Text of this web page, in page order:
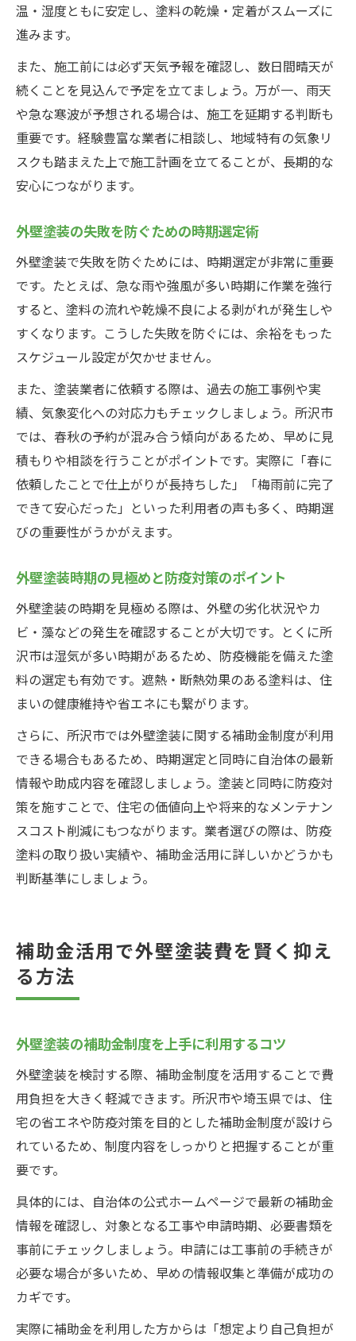
温・湿度ともに安定し、塗料の乾燥・定着がスムーズに
進みます。
また、施工前には必ず天気予報を確認し、数日間晴天が
続くことを見込んで予定を立てましょう。万が一、雨天
や急な寒波が予想される場合は、施工を延期する判断も
重要です。経験豊富な業者に相談し、地域特有の気象リ
スクも踏まえた上で施工計画を立てることが、長期的な
安心につながります。
外壁塗装の失敗を防ぐための時期選定術
外壁塗装で失敗を防ぐためには、時期選定が非常に重要
です。たとえば、急な雨や強風が多い時期に作業を強行
すると、塗料の流れや乾燥不良による剥がれが発生しや
すくなります。こうした失敗を防ぐには、余裕をもった
スケジュール設定が欠かせません。
また、塗装業者に依頼する際は、過去の施工事例や実
績、気象変化への対応力もチェックしましょう。所沢市
では、春秋の予約が混み合う傾向があるため、早めに見
積もりや相談を行うことがポイントです。実際に「春に
依頼したことで仕上がりが長持ちした」「梅雨前に完了
できて安心だった」といった利用者の声も多く、時期選
びの重要性がうかがえます。
外壁塗装時期の見極めと防疫対策のポイント
外壁塗装の時期を見極める際は、外壁の劣化状況やカ
ビ・藻などの発生を確認することが大切です。とくに所
沢市は湿気が多い時期があるため、防疫機能を備えた塗
料の選定も有効です。遮熱・断熱効果のある塗料は、住
まいの健康維持や省エネにも繋がります。
さらに、所沢市では外壁塗装に関する補助金制度が利用
できる場合もあるため、時期選定と同時に自治体の最新
情報や助成内容を確認しましょう。塗装と同時に防疫対
策を施すことで、住宅の価値向上や将来的なメンテナン
スコスト削減にもつながります。業者選びの際は、防疫
塗料の取り扱い実績や、補助金活用に詳しいかどうかも
判断基準にしましょう。
補助金活用で外壁塗装費を賢く抑え
る方法
外壁塗装の補助金制度を上手に利用するコツ
外壁塗装を検討する際、補助金制度を活用することで費
用負担を大きく軽減できます。所沢市や埼玉県では、住
宅の省エネや防疫対策を目的とした補助金制度が設けら
れているため、制度内容をしっかりと把握することが重
要です。
具体的には、自治体の公式ホームページで最新の補助金
情報を確認し、対象となる工事や申請時期、必要書類を
事前にチェックしましょう。申請には工事前の手続きが
必要な場合が多いため、早めの情報収集と準備が成功の
カギです。
実際に補助金を利用した方からは「想定より自己負担が